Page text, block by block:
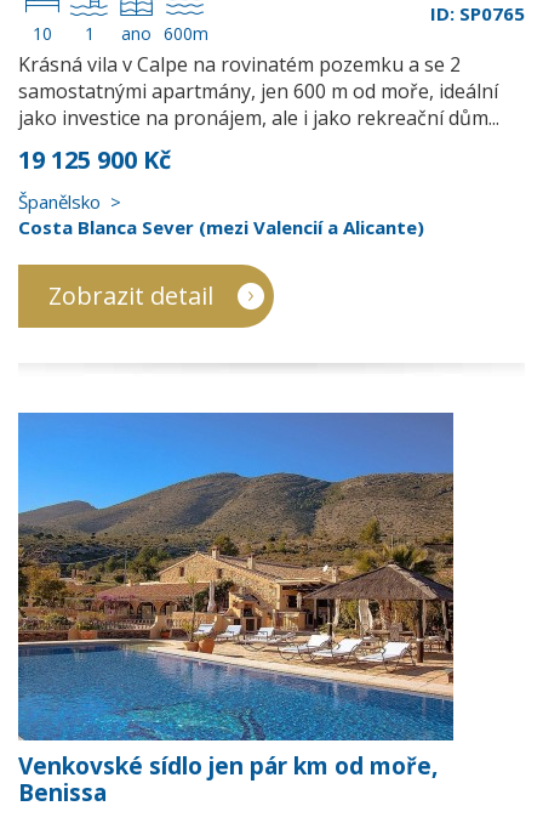
10 1 ano 600m
ID: SP0765
Krásná vila v Calpe na rovinatém pozemku a se 2
samostatnými apartmány, jen 600 m od moře, ideální
jako investice na pronájem, ale i jako rekreační dům...
19 125 900 Kč
Španělsko
Costa Blanca Sever (mezi Valencií a Alicante)
Zobrazit detail
Venkovské sídlo jen pár km od moře,
Benissa